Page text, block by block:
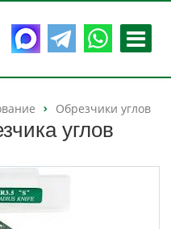
Обрезчики углов
углов